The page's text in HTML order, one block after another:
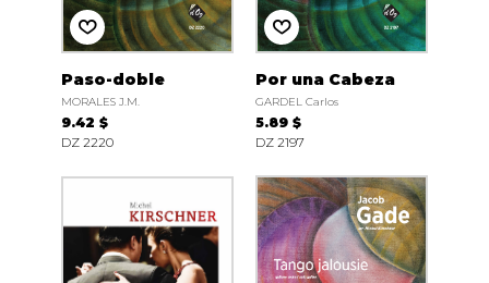
Paso-doble
MORALES J.M.
9.42 $
DZ 2220
Por una Cabeza
GARDEL Carlos
5.89 $
DZ 2197